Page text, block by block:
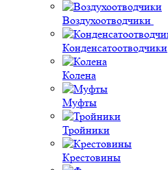
Воздухоотводчики
Конденсатоотводчики
Колена
Муфты
Тройники
Крестовины